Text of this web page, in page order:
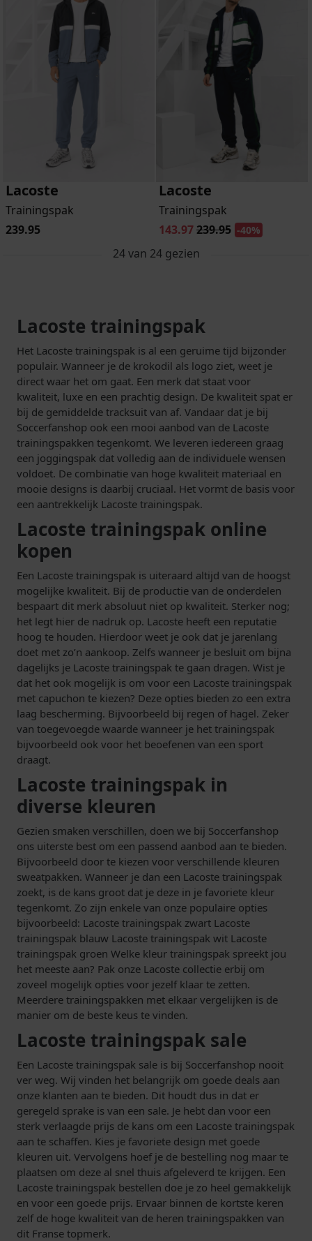
Lacoste
Trainingspak
239.95
Lacoste
Trainingspak
143.97239.95 -40%
24van 24gezien
Lacoste trainingspak
Het Lacoste trainingspak is al een geruime tijd bijzonder
populair. Wanneer je de krokodil als logo ziet, weet je
direct waar het om gaat. Een merk dat staat voor
kwaliteit, luxe en een prachtig design. De kwaliteit spat er
bij de gemiddelde tracksuit van af. Vandaar dat je bij
Soccerfanshop ook een mooi aanbod van de Lacoste
trainingspakken tegenkomt. We leveren iedereen graag
een joggingspak dat volledig aan de individuele wensen
voldoet. De combinatie van hoge kwaliteit materiaal en
mooie designs is daarbij cruciaal. Het vormt de basis voor
een aantrekkelijk Lacoste trainingspak.
Lacoste trainingspak online
kopen
Een Lacoste trainingspak is uiteraard altijd van de hoogst
mogelijke kwaliteit. Bij de productie van de onderdelen
bespaart dit merk absoluut niet op kwaliteit. Sterker nog;
het legt hier de nadruk op. Lacoste heeft een reputatie
hoog te houden. Hierdoor weet je ook dat je jarenlang
doet met zo’n aankoop. Zelfs wanneer je besluit om bijna
dagelijks je Lacoste trainingspak te gaan dragen. Wist je
dat het ook mogelijk is om voor een Lacoste trainingspak
met capuchon te kiezen? Deze opties bieden zo een extra
laag bescherming. Bijvoorbeeld bij regen of hagel. Zeker
van toegevoegde waarde wanneer je het trainingspak
bijvoorbeeld ook voor het beoefenen van een sport
draagt.
Lacoste trainingspak in
diverse kleuren
Gezien smaken verschillen, doen we bij Soccerfanshop
ons uiterste best om een passend aanbod aan te bieden.
Bijvoorbeeld door te kiezen voor verschillende kleuren
sweatpakken. Wanneer je dan een Lacoste trainingspak
zoekt, is de kans groot dat je deze in je favoriete kleur
tegenkomt. Zo zijn enkele van onze populaire opties
bijvoorbeeld: Lacoste trainingspak zwart Lacoste
trainingspak blauw Lacoste trainingspak wit Lacoste
trainingspak groen Welke kleur trainingspak spreekt jou
het meeste aan? Pak onze Lacoste collectie erbij om
zoveel mogelijk opties voor jezelf klaar te zetten.
Meerdere trainingspakken met elkaar vergelijken is de
manier om de beste keus te vinden.
Lacoste trainingspak sale
Een Lacoste trainingspak sale is bij Soccerfanshop nooit
ver weg. Wij vinden het belangrijk om goede deals aan
onze klanten aan te bieden. Dit houdt dus in dat er
geregeld sprake is van een sale. Je hebt dan voor een
sterk verlaagde prijs de kans om een Lacoste trainingspak
aan te schaffen. Kies je favoriete design met goede
kleuren uit. Vervolgens hoef je de bestelling nog maar te
plaatsen om deze al snel thuis afgeleverd te krijgen. Een
Lacoste trainingspak bestellen doe je zo heel gemakkelijk
en voor een goede prijs. Ervaar binnen de kortste keren
zelf de hoge kwaliteit van de heren trainingspakken van
dit Franse topmerk.